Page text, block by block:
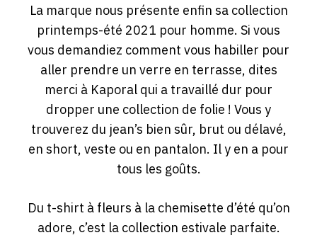
La marque nous présente enfin sa collection
printemps-été 2021 pour homme. Si vous
vous demandiez comment vous habiller pour
aller prendre un verre en terrasse, dites
merci à Kaporal qui a travaillé dur pour
dropper une collection de folie ! Vous y
trouverez du jean’s bien sûr, brut ou délavé,
en short, veste ou en pantalon. Il y en a pour
tous les goûts.
Du t-shirt à fleurs à la chemisette d’été qu’on
adore, c’est la collection estivale parfaite.